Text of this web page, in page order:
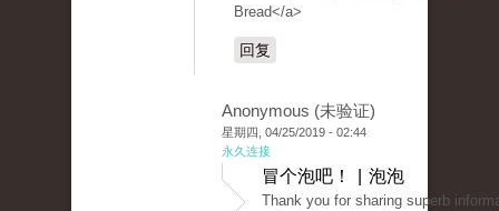
Bread</a>
回复
Anonymous (未验证)
星期四, 04/25/2019 - 02:44
永久连接
冒个泡吧！ | 泡泡
Thank you for sharing superb